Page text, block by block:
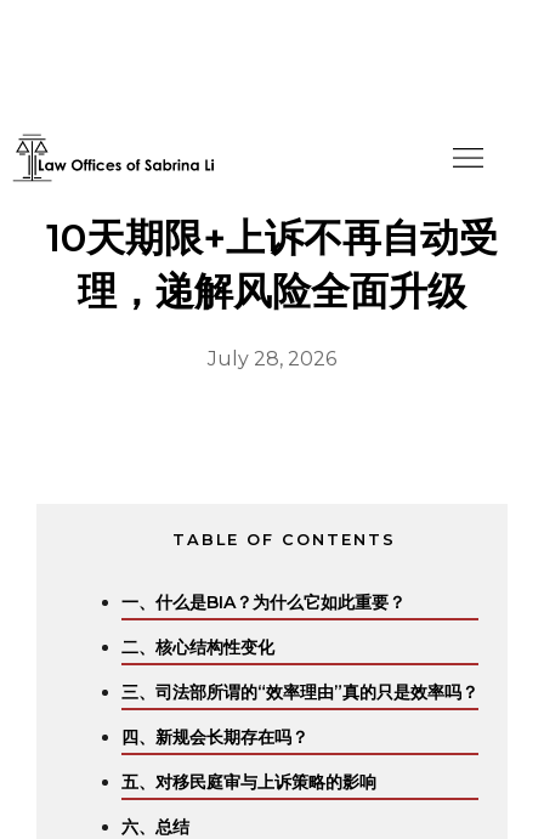
2026年BIA上诉规则巨变：
10天期限+上诉不再自动受
理，递解风险全面升级
July 28, 2026
TABLE OF CONTENTS
一、什么是BIA？为什么它如此重要？
二、核心结构性变化
三、司法部所谓的“效率理由”真的只是效率吗？
四、新规会长期存在吗？
五、对移民庭审与上诉策略的影响
六、总结